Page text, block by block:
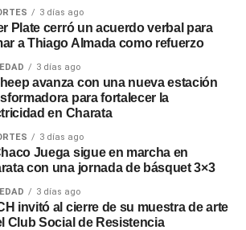
3 días ago
Plate cerró un acuerdo verbal para
a Thiago Almada como refuerzo
3 días ago
avanza con una nueva estación
para fortalecer la
en Charata
3 días ago
Juega sigue en marcha en
con una jornada de básquet 3×3
3 días ago
invitó al cierre de su muestra de arte
Club Social de Resistencia